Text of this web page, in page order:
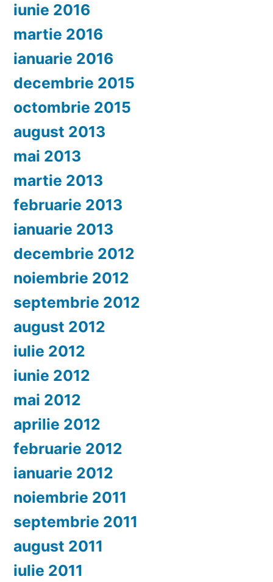
iunie 2016
martie 2016
ianuarie 2016
decembrie 2015
octombrie 2015
august 2013
mai 2013
martie 2013
februarie 2013
ianuarie 2013
decembrie 2012
noiembrie 2012
septembrie 2012
august 2012
iulie 2012
iunie 2012
mai 2012
aprilie 2012
februarie 2012
ianuarie 2012
noiembrie 2011
septembrie 2011
august 2011
iulie 2011